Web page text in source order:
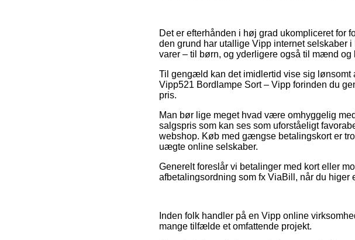
Det er efterhånden i høj grad ukompliceret for
den grund har utallige Vipp internet selskaber
varer – til børn, og yderligere også til mænd
Til gengæld kan det imidlertid vise sig lønsomt
Vipp521 Bordlampe Sort – Vipp forinden du
pris.
Man bør lige meget hvad være omhyggelig
salgspris som kan ses som uforståeligt
webshop. Køb med gængse betalingskort er
uægte online selskaber.
Generelt foreslår vi betalinger med kort eller
afbetalingsordning som fx ViaBill, når du higer
Inden folk handler på en Vipp online
mange tilfælde et omfattende projekt.